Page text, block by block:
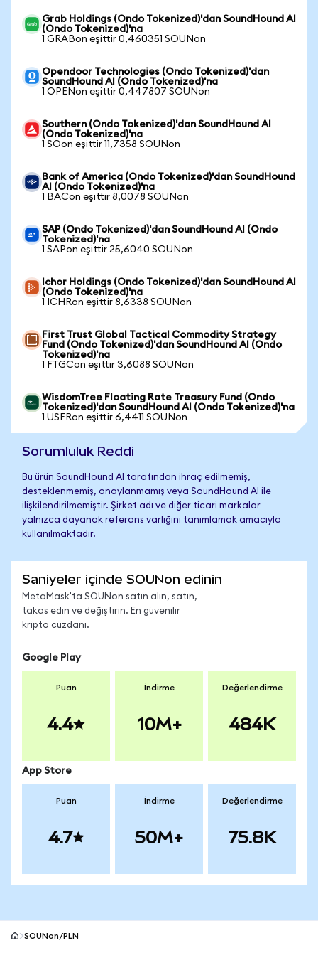
Grab Holdings (Ondo Tokenized)'dan SoundHound AI
(Ondo Tokenized)'na
1 GRABon eşittir 0,460351 SOUNon
Opendoor Technologies (Ondo Tokenized)'dan
SoundHound AI (Ondo Tokenized)'na
1 OPENon eşittir 0,447807 SOUNon
Southern (Ondo Tokenized)'dan SoundHound AI
(Ondo Tokenized)'na
1 SOon eşittir 11,7358 SOUNon
Bank of America (Ondo Tokenized)'dan SoundHound
AI (Ondo Tokenized)'na
1 BACon eşittir 8,0078 SOUNon
SAP (Ondo Tokenized)'dan SoundHound AI (Ondo
Tokenized)'na
1 SAPon eşittir 25,6040 SOUNon
Ichor Holdings (Ondo Tokenized)'dan SoundHound AI
(Ondo Tokenized)'na
1 ICHRon eşittir 8,6338 SOUNon
First Trust Global Tactical Commodity Strategy
Fund (Ondo Tokenized)'dan SoundHound AI (Ondo
Tokenized)'na
1 FTGCon eşittir 3,6088 SOUNon
WisdomTree Floating Rate Treasury Fund (Ondo
Tokenized)'dan SoundHound AI (Ondo Tokenized)'na
1 USFRon eşittir 6,4411 SOUNon
Sorumluluk Reddi
Bu ürün SoundHound AI tarafından ihraç edilmemiş,
desteklenmemiş, onaylanmamış veya SoundHound AI ile
ilişkilendirilmemiştir. Şirket adı ve diğer ticari markalar
yalnızca dayanak referans varlığını tanımlamak amacıyla
kullanılmaktadır.
Saniyeler içinde SOUNon edinin
MetaMask'ta SOUNon satın alın, satın,
takas edin ve değiştirin. En güvenilir
kripto cüzdanı.
Google Play
Puan
4.4
İndirme
10M+
Değerlendirme
484K
App Store
Puan
4.7
İndirme
50M+
Değerlendirme
75.8K
SOUNon/PLN